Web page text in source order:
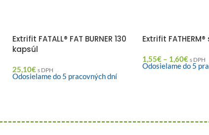
Extrifit FATALL® FAT BURNER 130
kapsúl
25,10€ s DPH
Odosielame do 5 pracovných dní
Extrifit
1,55€ – 1,60€ s DPH
Odosielame do 5